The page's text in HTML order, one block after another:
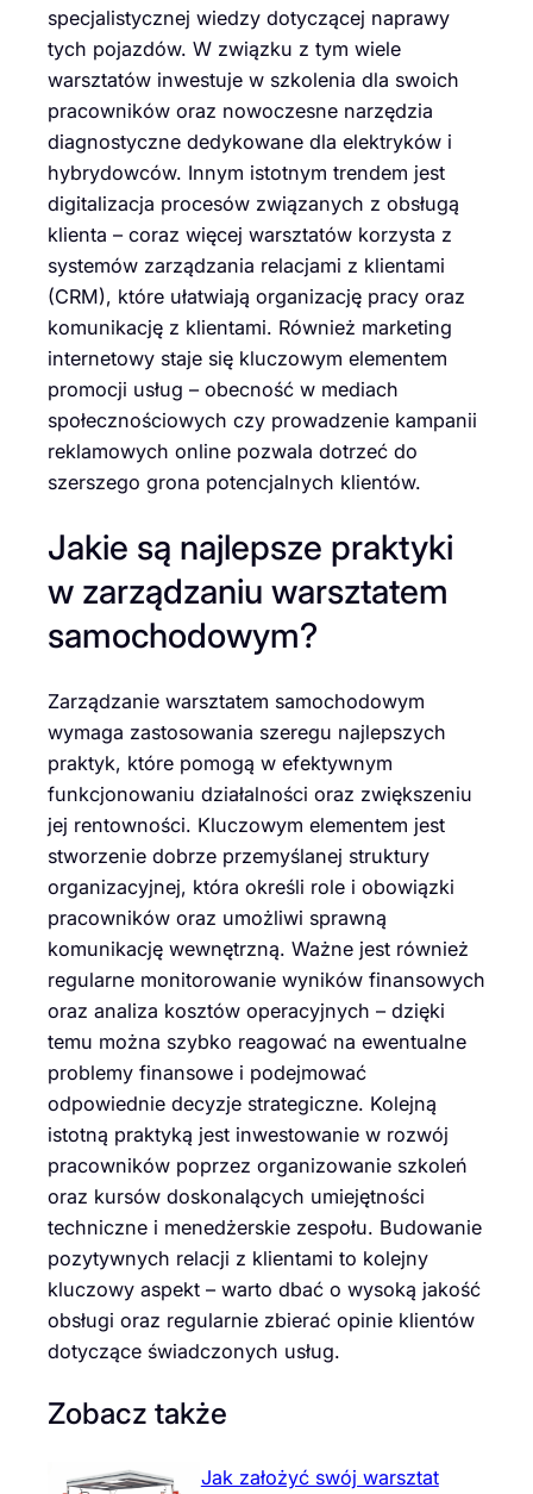
specjalistycznej wiedzy dotyczącej naprawy
tych pojazdów. W związku z tym wiele
warsztatów inwestuje w szkolenia dla swoich
pracowników oraz nowoczesne narzędzia
diagnostyczne dedykowane dla elektryków i
hybrydowców. Innym istotnym trendem jest
digitalizacja procesów związanych z obsługą
klienta – coraz więcej warsztatów korzysta z
systemów zarządzania relacjami z klientami
(CRM), które ułatwiają organizację pracy oraz
komunikację z klientami. Również marketing
internetowy staje się kluczowym elementem
promocji usług – obecność w mediach
społecznościowych czy prowadzenie kampanii
reklamowych online pozwala dotrzeć do
szerszego grona potencjalnych klientów.
Jakie są najlepsze praktyki
w zarządzaniu warsztatem
samochodowym?
Zarządzanie warsztatem samochodowym
wymaga zastosowania szeregu najlepszych
praktyk, które pomogą w efektywnym
funkcjonowaniu działalności oraz zwiększeniu
jej rentowności. Kluczowym elementem jest
stworzenie dobrze przemyślanej struktury
organizacyjnej, która określi role i obowiązki
pracowników oraz umożliwi sprawną
komunikację wewnętrzną. Ważne jest również
regularne monitorowanie wyników finansowych
oraz analiza kosztów operacyjnych – dzięki
temu można szybko reagować na ewentualne
problemy finansowe i podejmować
odpowiednie decyzje strategiczne. Kolejną
istotną praktyką jest inwestowanie w rozwój
pracowników poprzez organizowanie szkoleń
oraz kursów doskonalących umiejętności
techniczne i menedżerskie zespołu. Budowanie
pozytywnych relacji z klientami to kolejny
kluczowy aspekt – warto dbać o wysoką jakość
obsługi oraz regularnie zbierać opinie klientów
dotyczące świadczonych usług.
Zobacz także
Jak założyć swój warsztat